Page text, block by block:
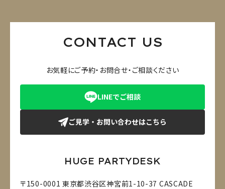
CONTACT US
お気軽にご予約・お問合せ・ご相談ください
LINEでご相談
ご見学・お問い合わせはこちら
HUGE PARTYDESK
〒150-0001 東京都渋谷区神宮前1-10-37 CASCADE